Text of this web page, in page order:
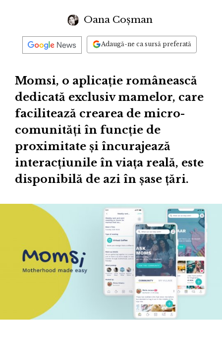
Oana Coșman
Adaugă-ne ca sursă preferată
Momsi, o aplicație românească
dedicată exclusiv mamelor, care
facilitează crearea de micro-
comunități în funcție de
proximitate și încurajează
interacțiunile în viața reală, este
disponibilă de azi în șase țări.